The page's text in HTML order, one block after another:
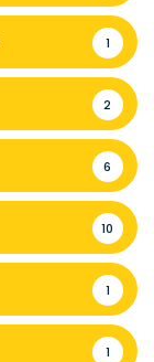
1
2
6
10
1
1